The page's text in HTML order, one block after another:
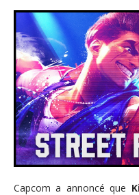
Capcom a annoncé que